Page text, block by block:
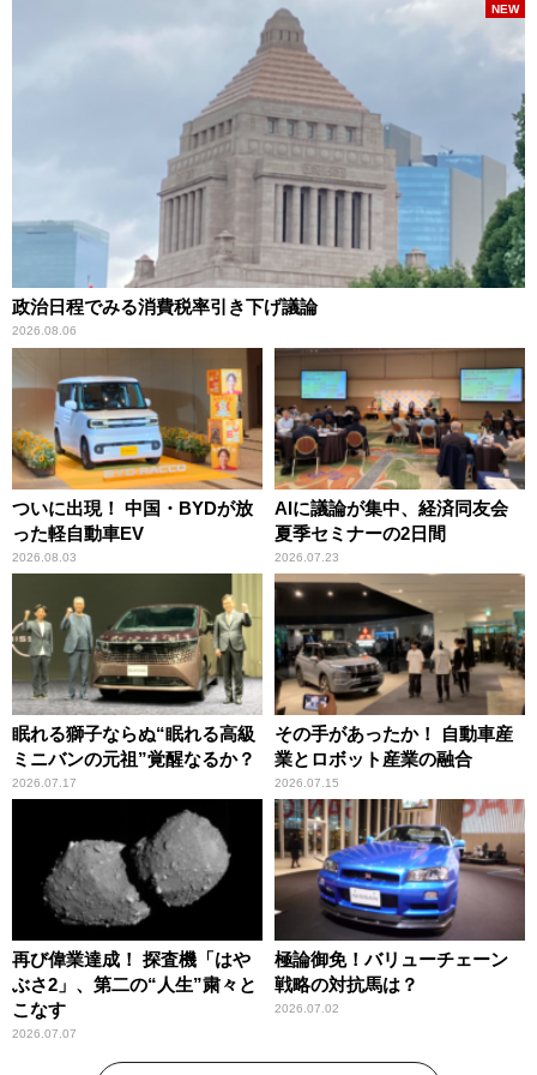
政治日程でみる消費税率引き下げ議論
2026.08.06
NEW
ついに出現！ 中国・BYDが放
った軽自動車EV
2026.08.03
AIに議論が集中、経済同友会
夏季セミナーの2日間
2026.07.23
眠れる獅子ならぬ“眠れる高級
ミニバンの元祖”覚醒なるか？
2026.07.17
その手があったか！ 自動車産
業とロボット産業の融合
2026.07.15
再び偉業達成！ 探査機「はや
ぶさ2」、第二の“人生”粛々と
こなす
2026.07.07
極論御免！バリューチェーン
戦略の対抗馬は？
2026.07.02